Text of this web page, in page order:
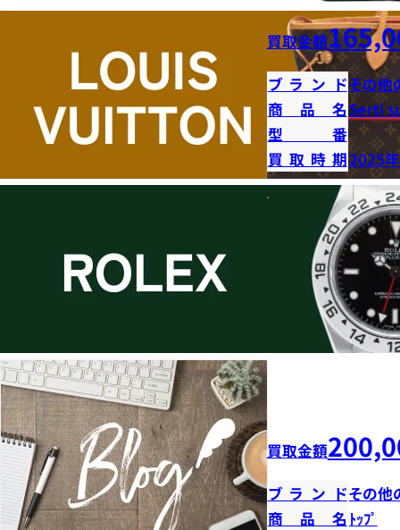
買取金額
ブランドその他
商品名Serti
型番
買取時期2025
買取金額
ブランドその他
商品名 ﾄｯﾌﾟ